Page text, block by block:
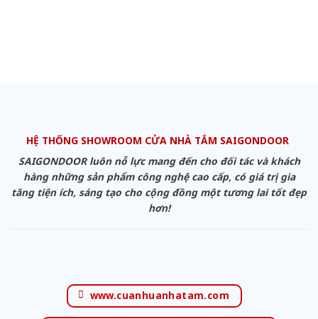
HỆ THỐNG SHOWROOM CỬA NHÀ TẮM SAIGONDOOR
SAIGONDOOR luôn nỗ lực mang đến cho đối tác và khách
hàng những sản phẩm công nghệ cao cấp, có giá trị gia
tăng tiện ích, sáng tạo cho cộng đồng một tương lai tốt đẹp
hơn!
www.cuanhuanhatam.com